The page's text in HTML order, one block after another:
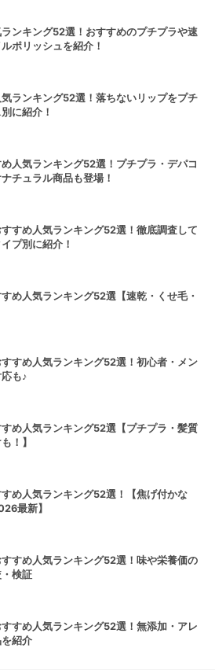
ンキング52選！おすすめのプチプラや速
ポリッシュを紹介！
ランキング52選！落ちないリップをプチ
に紹介！
人気ランキング52選！プチプラ・デパコ
チュラル商品も登場！
すめ人気ランキング52選！徹底調査して
プ別に紹介！
め人気ランキング52選【速乾・くせ毛・
すめ人気ランキング52選！初心者・メン
も♪
め人気ランキング52選【プチプラ・髪質
！】
め人気ランキング52選！【焦げ付かな
最新】
すめ人気ランキング52選！味や栄養価の
検証
すすめ人気ランキング52選！無添加・アレ
紹介